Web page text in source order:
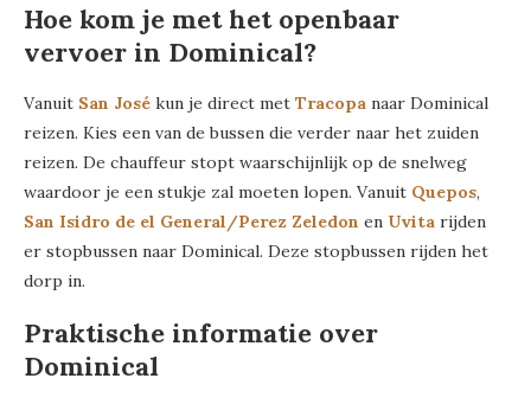
Hoe kom je met het openbaar
vervoer in Dominical?
Vanuit San José kun je direct met Tracopa naar Dominical
reizen. Kies een van de bussen die verder naar het zuiden
reizen. De chauffeur stopt waarschijnlijk op de snelweg
waardoor je een stukje zal moeten lopen. Vanuit Quepos,
San Isidro de el General/Perez Zeledon en Uvita rijden
er stopbussen naar Dominical. Deze stopbussen rijden het
dorp in.
Praktische informatie over
Dominical